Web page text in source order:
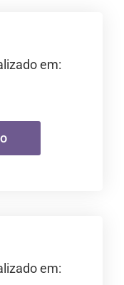
em:
em: